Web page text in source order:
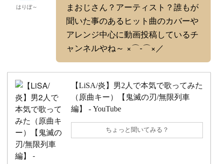
はりぼ～
まおじさん？アーティスト？誰もが
聞いた事のあるヒット曲のカバーや
アレンジ中心に動画投稿しているチ
ャンネルやね～ ×⌒-⌒×／
【LiSA/炎】男2人で本気で歌ってみた
（原曲キー）【鬼滅の刃/無限列車
編】 - YouTube
ちょっと聞いてみる？